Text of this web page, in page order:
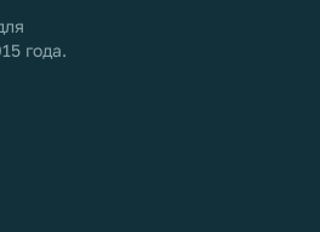
года.